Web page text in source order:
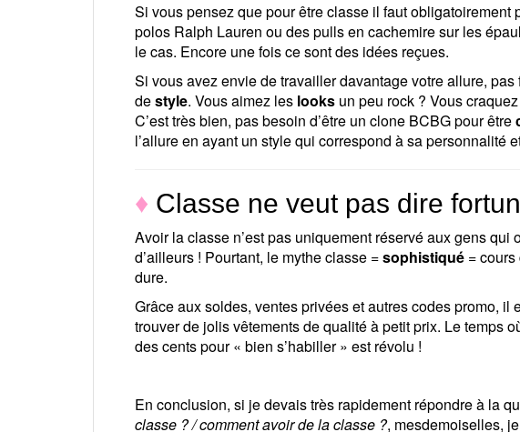
Si vous pensez que pour être classe il faut obligatoirement
polos Ralph Lauren ou des pulls en cachemire sur les
le cas. Encore une fois ce sont des idées reçues.
Si vous avez envie de travailler davantage votre allure,
destyle. Vous aimez les looks un peu rock ? Vous
C’est très bien, pas besoin d’être un clone BCBG pour être
l’allure en ayant un style qui correspond à sa personnalité
♦ Classe ne veut pas dire
Avoir la classe n’est pas uniquement réservé aux gens qui
d’ailleurs ! Pourtant, le mythe classe =sophistiqué =
dure.
Grâce aux soldes, ventes privées et autres codes promo, il
trouver de jolis vêtements de qualité à petit prix. Le temps
des cents pour « bien s’habiller » est révolu !
En conclusion, si je devais très rapidement répondre à la
classe ? / comment avoir de la classe ?, mesdemoiselles,